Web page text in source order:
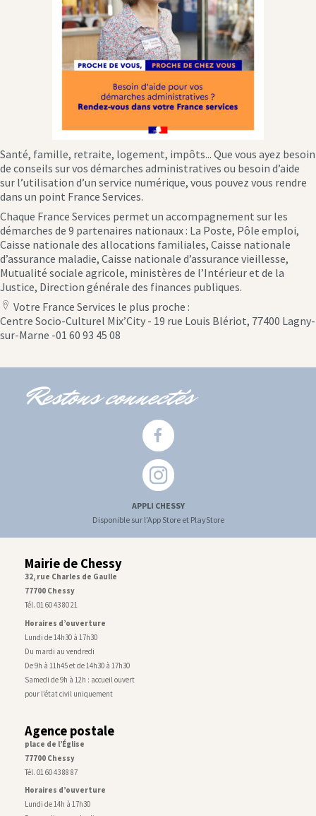
Santé, famille, retraite, logement, impôts... Que vous ayez besoin
de conseils sur vos démarches administratives ou besoin d’aide
sur l’utilisation d’un service numérique, vous pouvez vous rendre
dans un point France Services.
Chaque France Services permet un accompagnement sur les
démarches de 9 partenaires nationaux : La Poste, Pôle emploi,
Caisse nationale des allocations familiales, Caisse nationale
d’assurance maladie, Caisse nationale d’assurance vieillesse,
Mutualité sociale agricole, ministères de l’Intérieur et de la
Justice, Direction générale des finances publiques.
location
icon
Votre France Services le plus proche :
Centre Socio-Culturel Mix’City - 19 rue Louis Blériot, 77400 Lagny-
sur-Marne -01 60 93 45 08
Restons connectés
APPLI CHESSY
Disponible sur l'App Store et PlayStore
Mairie de Chessy
32, rue Charles de Gaulle
77700 Chessy
Tél. 01 60 43 80 21
Horaires d’ouverture
Lundi de 14h30 à 17h30
Du mardi au vendredi
De 9h à 11h45 et de 14h30 à 17h30
Samedi de 9h à 12h : accueil ouvert
pour l’état civil uniquement
Agence postale
place de l’Église
77700 Chessy
Tél. 01 60 43 88 87
Horaires d’ouverture
Lundi de 14h à 17h30